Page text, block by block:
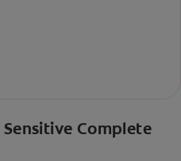
Sensitive Complete